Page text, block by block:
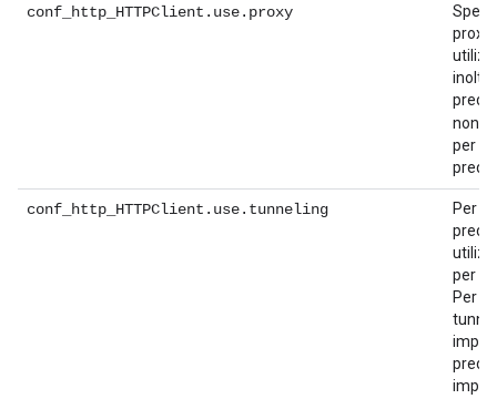
conf_http_HTTPClient.use.proxy
proxy
non
per
conf_http_HTTPClient.use.tunneling
Per
per
Per